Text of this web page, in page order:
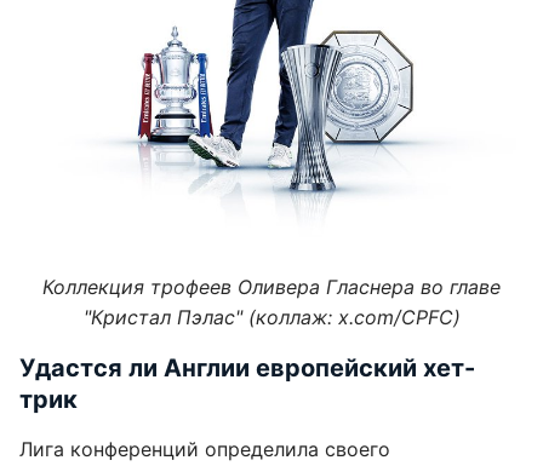
Коллекция трофеев Оливера Гласнера во главе
"Кристал Пэлас" (коллаж: x.com/CPFC)
Удастся ли Англии европейский хет-
трик
Лига конференций определила своего